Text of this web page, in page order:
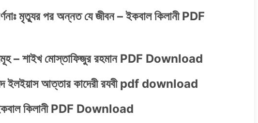
মৃত্যুর পর অন্নত যে জীবন – ইকবাল কিলানী PDF
সমূহ – শাইখ মোস্তাফিজুর রহমান PDF Download
ইলইয়াস আত্তার কাদেরী রযবী pdf download
ইকবাল কিলানী PDF Download